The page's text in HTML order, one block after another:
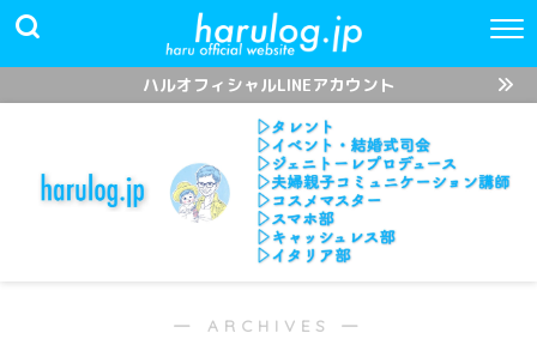
ハルオフィシャルLINEアカウント
― ARCHIVES ―